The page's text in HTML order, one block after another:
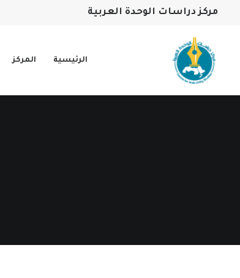
مركز دراسات الوحدة العربية
الرئيسية المركز